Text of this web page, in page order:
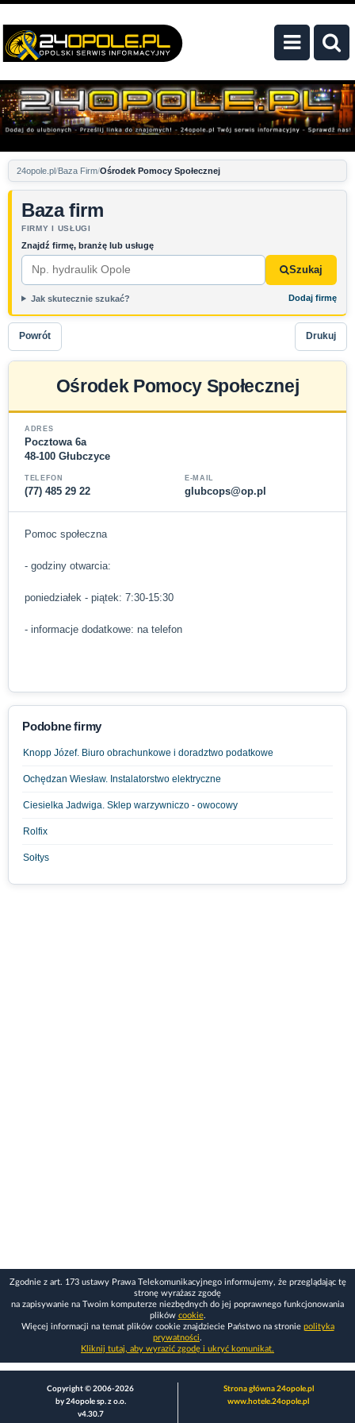
24opole.pl Baza Firm Ośrodek Pomocy Społecznej
Baza firm
FIRMY I USŁUGI
Znajdź firmę, branżę lub usługę
Szukaj
Jak skutecznie szukać? Dodaj firmę
Powrót Drukuj
Ośrodek Pomocy Społecznej
ADRES
Pocztowa 6a
48-100 Głubczyce
TELEFON
(77) 485 29 22
E-MAIL
glubcops@op.pl
Pomoc społeczna
- godziny otwarcia:
poniedziałek - piątek: 7:30-15:30
- informacje dodatkowe: na telefon
Podobne firmy
Knopp Józef. Biuro obrachunkowe i doradztwo podatkowe
Ochędzan Wiesław. Instalatorstwo elektryczne
Ciesielka Jadwiga. Sklep warzywniczo - owocowy
Rolfix
Sołtys
Zgodnie z art. 173 ustawy Prawa Telekomunikacyjnego informujemy, że przeglądając tę
stronę wyrażasz zgodę
na zapisywanie na Twoim komputerze niezbędnych do jej poprawnego funkcjonowania
plików cookie.
Więcej informacji na temat plików cookie znajdziecie Państwo na stronie polityka
prywatności.
Kliknij tutaj, aby wyrazić zgodę i ukryć komunikat.
Copyright © 2006-2026
by 24opole sp. z o.o.
v4.30.7
Strona główna 24opole.pl
www.hotele.24opole.pl